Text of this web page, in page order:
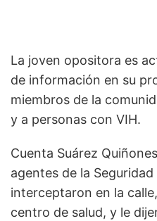
La joven opositora es
de información en su
miembros de la
y a personas con VIH.
Cuenta Suárez
agentes de la
interceptaron en la
centro de salud, y le